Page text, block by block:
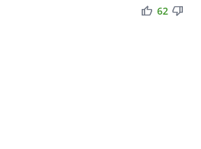
thumb_up thumb_down
62